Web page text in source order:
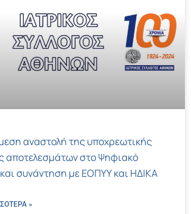
αναστολή της υποχρεωτικής
αποτελεσμάτων στο Ψηφιακό
συνάντηση με ΕΟΠΥΥ και ΗΔΙΚΑ
»